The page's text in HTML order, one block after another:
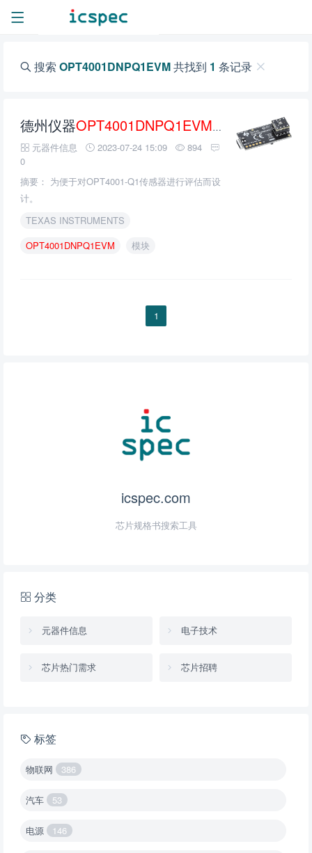
搜索 OPT4001DNPQ1EVM共找到 1 条记录
德州仪器OPT4001DNPQ1EVM评估模块的介
元器件信息 2023-07-24 15:09
894
0
摘要： 为便于对OPT4001-Q1传感器进行评估而设
计。
TEXAS INSTRUMENTS
OPT4001DNPQ1EVM
模块
1
icspec.com
芯片规格书搜索工具
分类
元器件信息 电子技术
芯片热门需求 芯片招聘
标签
物联网 386
汽车 53
电源 146